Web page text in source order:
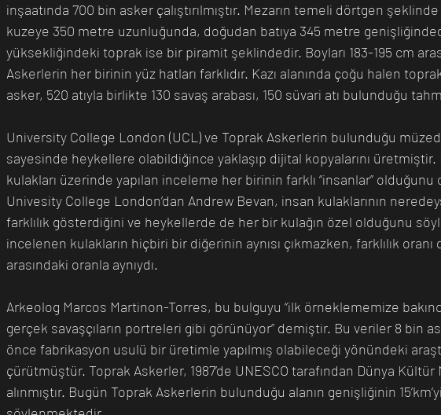
inşaatında 700 bin asker çalıştırılmıştır. Mezarın temeli dörtgen şeklinde
kuzeye 350 metre uzunluğunda, doğudan batıya 345 metre
yüksekliğindeki toprak ise bir piramit şeklindedir. Boyları 183-195 cm
Askerlerin her birinin yüz hatları farklıdır. Kazı alanında çoğu halen
asker, 520 atıyla birlikte 130 savaş arabası, 150 süvari atı bulunduğu
University College London (UCL) ve Toprak Askerlerin bulunduğu
sayesinde heykellere olabildiğince yaklaşıp dijital kopyalarını üretmiştir.
kulakları üzerinde yapılan inceleme her birinin farklı “insanlar”
Univesity College London’dan Andrew Bevan, insan kulaklarının
farklılık gösterdiğini ve heykellerde de her bir kulağın özel olduğunu
incelenen kulakların hiçbiri bir diğerinin aynısı çıkmazken, farklılık
arasındaki oranla aynıydı.
Arkeolog Marcos Martinon-Torres, bu bulguyu “ilk örneklememize
gerçek savaşçıların portreleri gibi görünüyor” demiştir. Bu veriler 8 bin
önce fabrikasyon usulü bir üretimle yapılmış olabileceği yönündeki
çürütmüştür. Toprak Askerler, 1987’de UNESCO tarafından Dünya Kültür
alınmıştır. Bugün Toprak Askerlerin bulunduğu alanın genişliğinin